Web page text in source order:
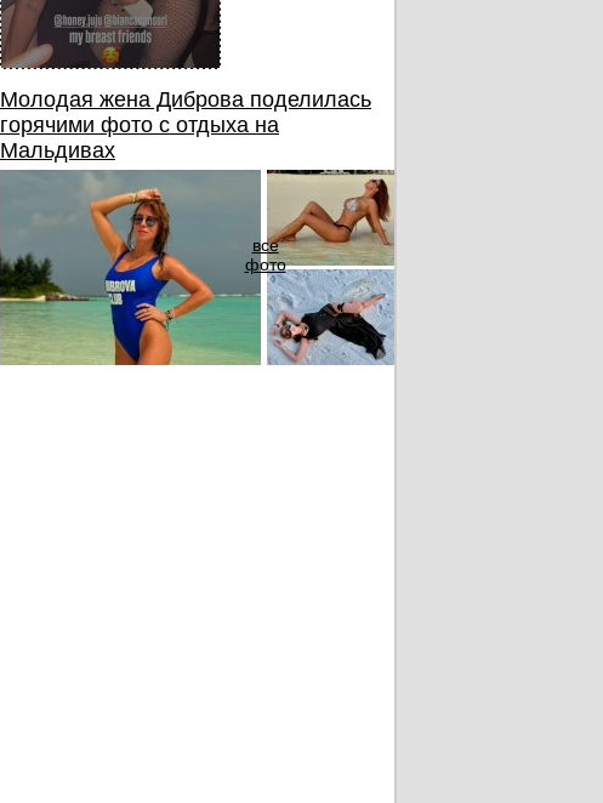
Молодая жена Диброва поделилась
горячими фото с отдыха на
Мальдивах
все
фото